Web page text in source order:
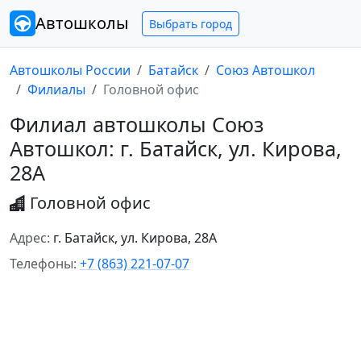
Автошколы Выбрать город
Автошколы России Батайск
Союз Автошкол
Филиалы
Головной офис
Филиал автошколы Союз
Автошкол: г. Батайск, ул. Кирова,
28А
Головной офис
Адрес: г. Батайск, ул. Кирова, 28А
Телефоны: +7 (863) 221-07-07